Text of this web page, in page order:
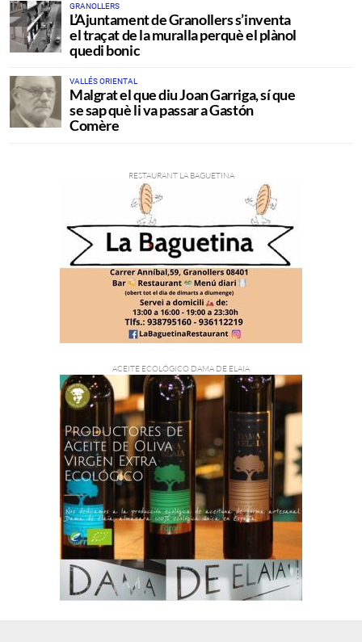
GRANOLLERS
L’Ajuntament de Granollers s’inventa
el traçat de la muralla perquè el plànol
quedi bonic
VALLÉS ORIENTAL
Malgrat el que diu Joan Garriga, sí que
se sap què li va passar a Gastón
Comère